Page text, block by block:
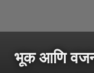
भूक आणि